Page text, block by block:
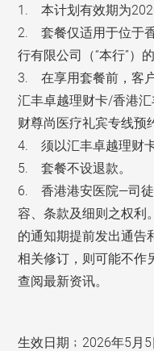
1. 本计划有效期为
2. 套餐仅适用于位于
行有限公司（“本行”）
3. 在享用套餐前，客
汇丰卓越理财卡/香港
财尊尚医疗礼宾专线预
4. 须以汇丰卓越理财
5. 套餐不设退款。
6. 香港港安医院—司徒
容、条款及细则之权利
的通知期提前发出通告
相关修订，则可能不作
查阅最新资讯。
生效日期﹔2026年5月5